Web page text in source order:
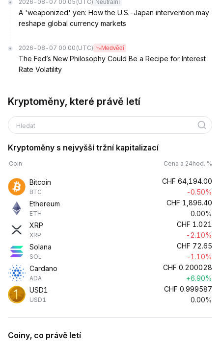
2026-08-07 00:05 (UTC) Neutrální
A 'weaponized' yen: How the U.S.-Japan intervention may
reshape global currency markets
2026-08-07 00:00 (UTC) Medvědí
The Fed’s New Philosophy Could Be a Recipe for Interest
Rate Volatility
Kryptoměny, které právě letí
Hledat
Kryptoměny s nejvyšší tržní kapitalizací
Coin Cena a 24hod. %
Bitcoin
BTC
CHF 64,194.00
-0.50%
Ethereum
ETH
CHF 1,896.40
0.00%
XRP
XRP
CHF 1.021
-2.10%
Solana
SOL
CHF 72.65
-1.10%
Cardano
ADA
CHF 0.200028
+6.90%
USD1
USD1
CHF 0.999587
0.00%
Coiny, co právě letí